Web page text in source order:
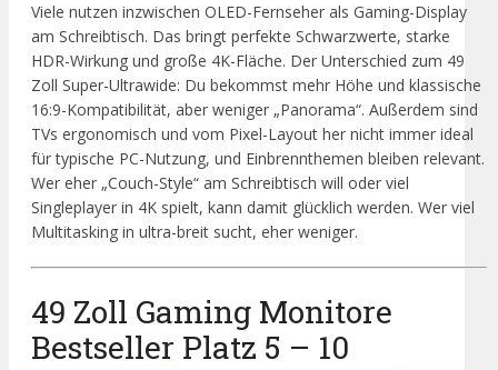
Viele nutzen inzwischen OLED-Fernseher als Gaming-Display
am Schreibtisch. Das bringt perfekte Schwarzwerte, starke
HDR-Wirkung und große 4K-Fläche. Der Unterschied zum 49
Zoll Super-Ultrawide: Du bekommst mehr Höhe und klassische
16:9-Kompatibilität, aber weniger „Panorama“. Außerdem sind
TVs ergonomisch und vom Pixel-Layout her nicht immer ideal
für typische PC-Nutzung, und Einbrennthemen bleiben relevant.
Wer eher „Couch-Style“ am Schreibtisch will oder viel
Singleplayer in 4K spielt, kann damit glücklich werden. Wer viel
Multitasking in ultra-breit sucht, eher weniger.
49 Zoll Gaming Monitore
Bestseller Platz 5 – 10